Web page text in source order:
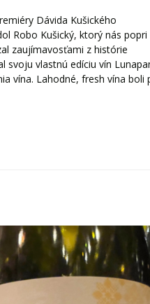
Dávida Kušického
Robo Kušický, ktorý nás popri
zaujímavosťami z histórie
svoju vlastnú edíciu vín
vína. Lahodné, fresh vína boli